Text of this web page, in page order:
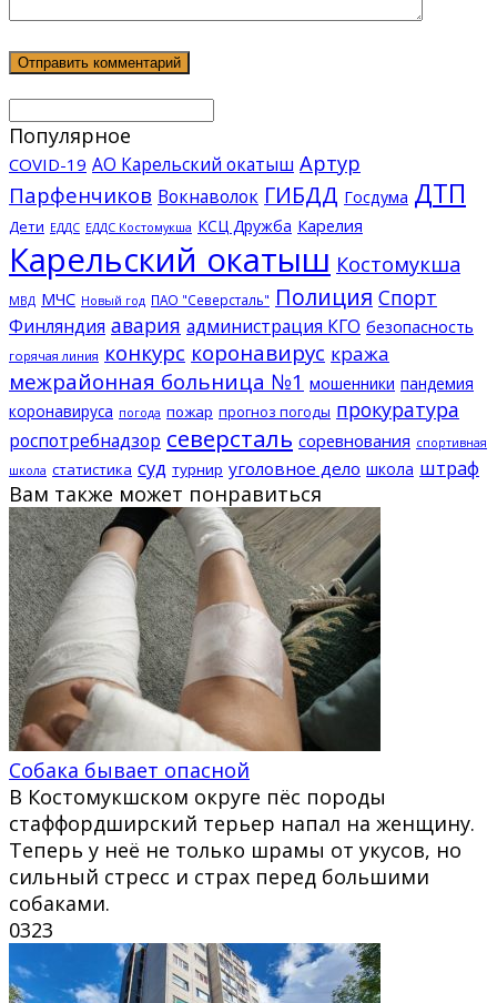
Популярное
COVID-19 АО Карельский окатыш Артур
Парфенчиков Вокнаволок ГИБДД Госдума ДТП
Дети ЕДДС ЕДДС Костомукша КСЦ Дружба Карелия
Карельский окатыш Костомукша
МВД МЧС Новый год ПАО "Северсталь" Полиция Спорт
Финляндия авария администрация КГО безопасность
горячая линия конкурс коронавирус кража
межрайонная больница №1 мошенники пандемия
коронавируса погода пожар прогноз погоды прокуратура
роспотребнадзор северсталь соревнования спортивная
школа статистика суд турнир уголовное дело школа штраф
Вам также может понравиться
Собака бывает опасной
В Костомукшском округе пёс породы
стаффордширский терьер напал на женщину.
Теперь у неё не только шрамы от укусов, но
сильный стресс и страх перед большими
собаками.
0323